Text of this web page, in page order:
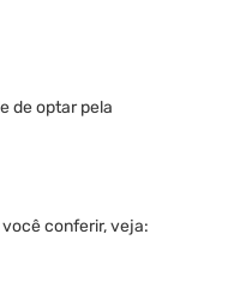
de optar pela
conferir, veja: